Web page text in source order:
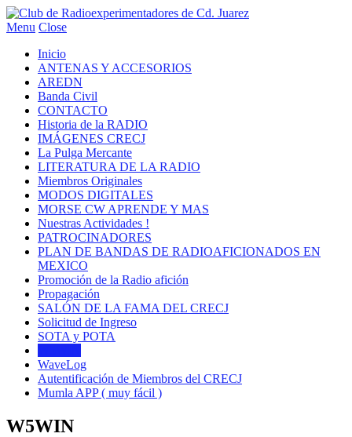
Menu Close
Inicio
ANTENAS Y ACCESORIOS
AREDN
Banda Civil
CONTACTO
Historia de la RADIO
IMÁGENES CRECJ
La Pulga Mercante
LITERATURA DE LA RADIO
Miembros Originales
MODOS DIGITALES
MORSE CW APRENDE Y MAS
Nuestras Actividades !
PATROCINADORES
PLAN DE BANDAS DE RADIOAFICIONADOS EN
MEXICO
Promoción de la Radio afición
Propagación
SALÓN DE LA FAMA DEL CRECJ
Solicitud de Ingreso
SOTA y POTA
WaveLog
Autentificación de Miembros del CRECJ
Mumla APP ( muy fácil )
W5WIN